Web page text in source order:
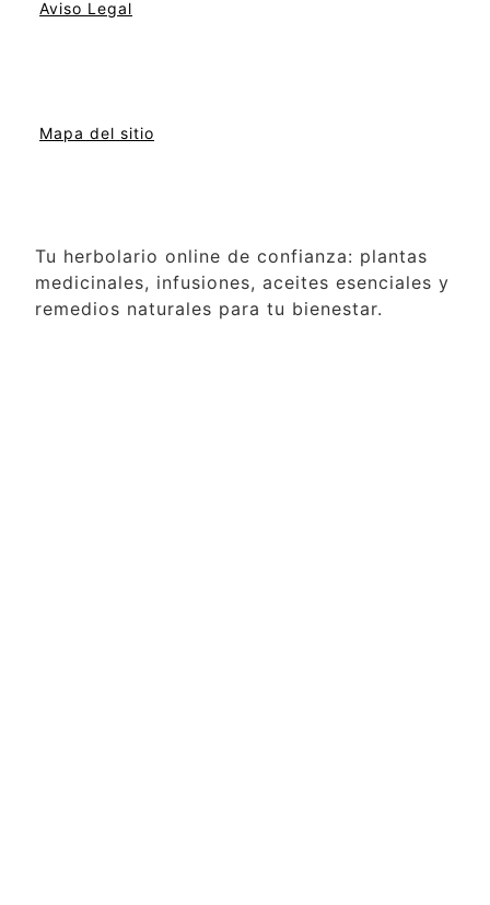
Aviso Legal
Mapa del sitio
Tu herbolario online de confianza: plantas
medicinales, infusiones, aceites esenciales y
remedios naturales para tu bienestar.